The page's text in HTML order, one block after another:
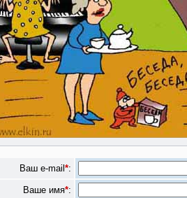
Ваш e-mail *:
Ваше имя*: